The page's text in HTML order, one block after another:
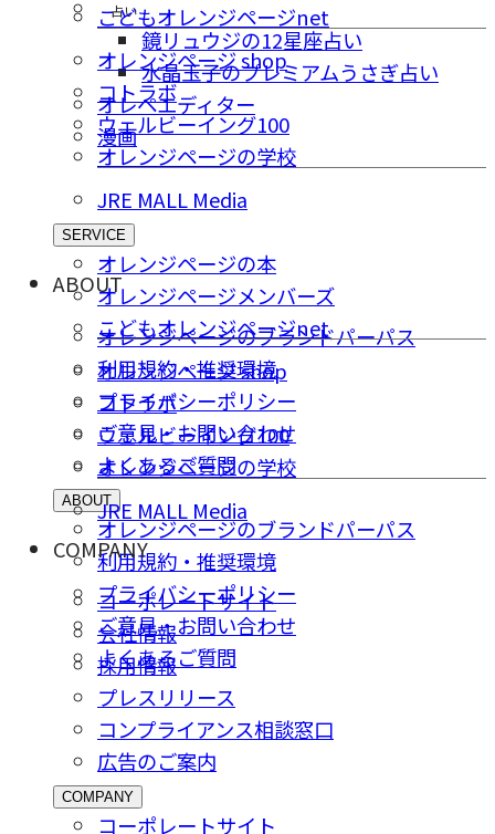
占い
鏡リュウジの12星座占い
水晶玉子のプレミアムうさぎ占い
オレペエディター
漫画
こどもオレンジページnet
オレンジページ shop
コトラボ
ウェルビーイング100
オレンジページの学校
JRE MALL Media
SERVICE
オレンジページの本
オレンジページメンバーズ
こどもオレンジページnet
オレンジページ shop
コトラボ
ウェルビーイング100
オレンジページの学校
JRE MALL Media
ABOUT
オレンジページのブランドパーパス
利用規約・推奨環境
プライバシーポリシー
ご意⾒・お問い合わせ
よくあるご質問
ABOUT
オレンジページのブランドパーパス
利用規約・推奨環境
プライバシーポリシー
ご意⾒・お問い合わせ
よくあるご質問
COMPANY
コーポレートサイト
会社情報
採⽤情報
プレスリリース
コンプライアンス相談窓⼝
広告のご案内
COMPANY
コーポレートサイト